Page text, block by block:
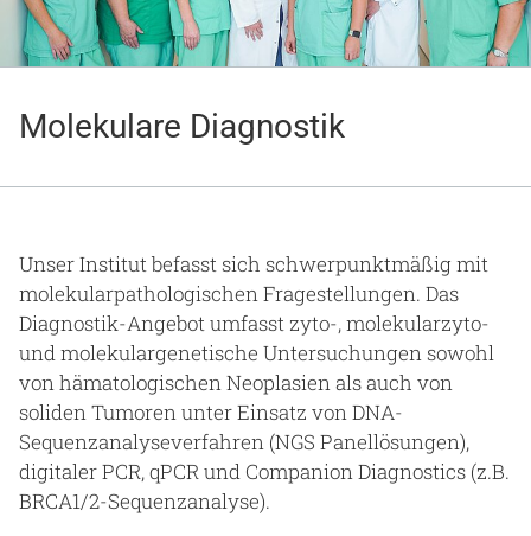
Kliniken & Einrichtungen
Beruf & Karriere
Notaufnahme
Anreise
Molekulare Diagnostik
Unser Institut befasst sich schwerpunktmäßig mit
molekularpathologischen Fragestellungen. Das
Diagnostik-Angebot umfasst zyto-, molekularzyto-
und molekulargenetische Untersuchungen sowohl
von hämatologischen Neoplasien als auch von
soliden Tumoren unter Einsatz von DNA-
Sequenzanalyseverfahren (NGS Panellösungen),
digitaler PCR, qPCR und Companion Diagnostics (z.B.
BRCA1/2-Sequenzanalyse).